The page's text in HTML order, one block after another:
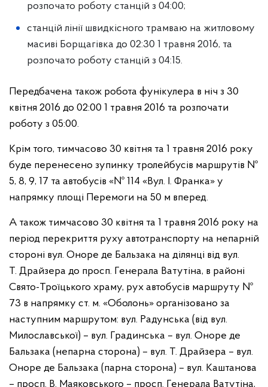
розпочато роботу станцій з 04:00;
станцій лінії швидкісного трамваю на житловому
масиві Борщагівка до 02:30 1 травня 2016, та
розпочато роботу станцій з 04:15.
Передбачена також робота фунікулера в ніч з 30
квітня 2016 до 02:00 1 травня 2016 та розпочати
роботу з 05:00.
Крім того, тимчасово 30 квітня та 1 травня 2016 року
буде перенесено зупинку тролейбусів маршрутів №
5, 8, 9, 17 та автобусів «№ 114 «Вул. І. Франка» у
напрямку площі Перемоги на 50 м вперед.
А також тимчасово 30 квітня та 1 травня 2016 року на
період перекриття руху автотранспорту на непарній
стороні вул. Оноре де Бальзака на ділянці від вул.
Т. Драйзера до просп. Генерала Ватутіна, в районі
Свято-Троїцького храму, рух автобусів маршруту №
73 в напрямку ст. м. «Оболонь» організовано за
наступним маршрутом: вул. Радунська (від вул.
Милославської) – вул. Градинська – вул. Оноре де
Бальзака (непарна сторона) – вул. Т. Драйзера – вул.
Оноре де Бальзака (парна сторона) – вул. Каштанова
– просп. В. Маяковського – просп. Генерала Ватутіна,